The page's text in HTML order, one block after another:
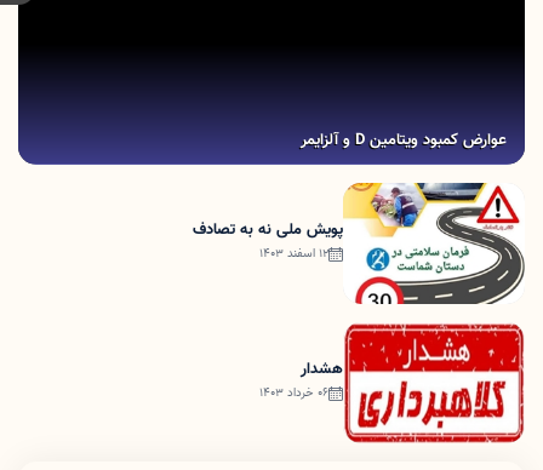
عوارض کمبود ویتامین D و آلزایمر
پویش ملی نه به تصادف
12 اسفند 1403
هشدار
06 خرداد 1403